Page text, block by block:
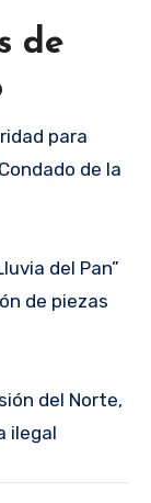
de
para
de la
del Pan”
de piezas
del Norte,
ilegal